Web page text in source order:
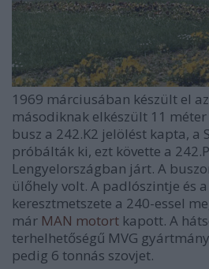
1969 márciusában készült el
másodiknak elkészült 11
busz a 242.K2 jelölést kapta, a
próbálták ki, ezt követte a
Lengyelországban járt. A
ülőhely volt. A padlószintje és
keresztmetszete a 240-essel
már MAN motort kapott. A
terhelhetőségű MVG
pedig 6 tonnás szovjet.